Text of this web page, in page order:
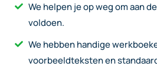
We helpen je op weg om aan
voldoen.
We hebben handige
voorbeeldteksten en